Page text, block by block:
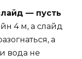
— пусть
4 м, а слайд
а
вода не